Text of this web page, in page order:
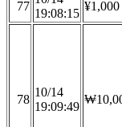
77
19:08:15
¥1,000
78
10/14
19:09:49